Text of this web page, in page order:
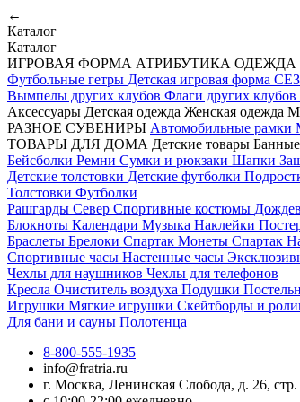
←
Каталог
Каталог
ИГРОВАЯ ФОРМА АТРИБУТИКА ОДЕЖДА
Футбольные гетры Детская игровая форма
Вымпелы других клубов Флаги других клубов
Аксессуары Детская одежда Женская одежда
РАЗНОЕ СУВЕНИРЫ Автомобильные рамки
ТОВАРЫ ДЛЯ ДОМА Детские товары
Бейсболки Ремни Сумки и рюкзаки Шапки
Детские толстовки Детские футболки
Толстовки Футболки
Рашгарды Север Спортивные костюмы
Блокноты Календари Музыка Наклейки
Браслеты Брелоки Спартак Монеты Спартак
Спортивные часы Настенные часы
Чехлы для наушников Чехлы для телефонов
Кресла Очиститель воздуха Подушки
Игрушки Мягкие игрушки Скейтборды и
Для бани и сауны Полотенца
8-800-555-1935
info@fratria.ru
г. Москва, Ленинская Слобода, д. 26, стр.